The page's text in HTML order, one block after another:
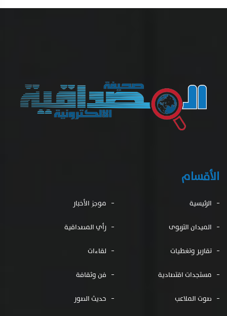
الأقسام
الرئيسية موجز الأخبار
الميدان التربوى رأي المصداقية
تقارير وتغطيات لقاءات
مستجدات اقتصادية فن وثقافة
صوت الملاعب حديث الصور